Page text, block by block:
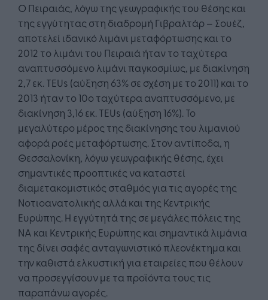
Ο Πειραιάς, λόγω της γεωγραφικής του θέσης και
της εγγύτητας στη διαδρομή Γιβραλτάρ – Σουέζ,
αποτελεί ιδανικό λιμάνι μεταφόρτωσης και το
2012 το λιμάνι του Πειραιά ήταν το ταχύτερα
αναπτυσσόμενο λιμάνι παγκοσμίως, με διακίνηση
2,7 εκ. TEUs (αύξηση 63% σε σχέση με το 2011) και το
2013 ήταν το 10ο ταχύτερα αναπτυσσόμενο, με
διακίνηση 3,16 εκ. TEUs (αύξηση 16%). Το
μεγαλύτερο μέρος της διακίνησης του λιμανιού
αφορά ροές μεταφόρτωσης. Στον αντίποδα, η
Θεσσαλονίκη, λόγω γεωγραφικής θέσης, έχει
σημαντικές προοπτικές να καταστεί
διαμετακομιστικός σταθμός για τις αγορές της
Νοτιοανατολικής αλλά και της Κεντρικής
Ευρώπης. Η εγγύτητά της σε μεγάλες πόλεις της
ΝΑ και Κεντρικής Ευρώπης και σημαντικά λιμάνια
της δίνει σαφές ανταγωνιστικό πλεονέκτημα και
την καθιστά ελκυστική για εταιρείες που θέλουν
να προσεγγίσουν με τα προϊόντα τους τις
παραπάνω αγορές.